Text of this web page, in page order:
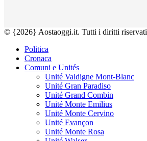
© {2026} Aostaoggi.it. Tutti i diritti riservati
Politica
Cronaca
Comuni e Unités
Unité Valdigne Mont-Blanc
Unité Gran Paradiso
Unité Grand Combin
Unité Monte Emilius
Unité Monte Cervino
Unité Evançon
Unité Monte Rosa